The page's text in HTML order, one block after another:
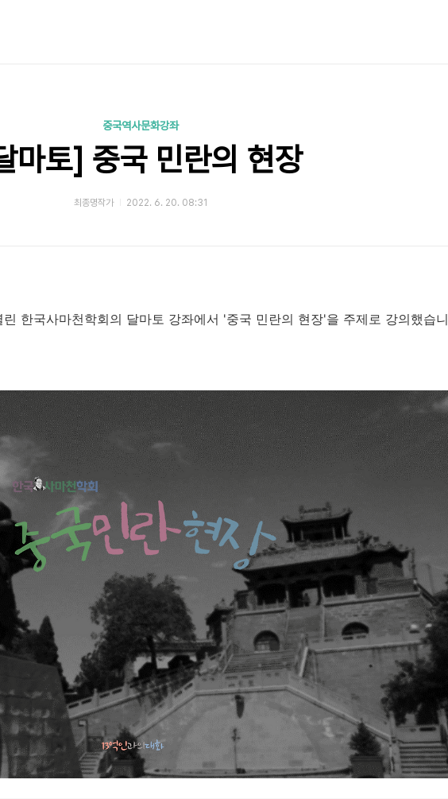
중국역사문화강좌
마토] 중국 민란의 현장
최종명작가 2022. 6. 20. 08:31
한국사마천학회의 달마토 강좌에서 '중국 민란의 현장'을 주제로 강의했습니